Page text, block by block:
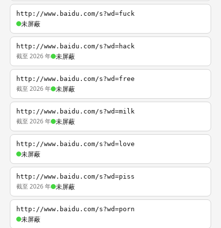
http://www.baidu.com/s?wd=fuck
未屏蔽
http://www.baidu.com/s?wd=hack
截至 2026 年 未屏蔽
http://www.baidu.com/s?wd=free
截至 2026 年 未屏蔽
http://www.baidu.com/s?wd=milk
截至 2026 年 未屏蔽
http://www.baidu.com/s?wd=love
未屏蔽
http://www.baidu.com/s?wd=piss
截至 2026 年 未屏蔽
http://www.baidu.com/s?wd=porn
未屏蔽